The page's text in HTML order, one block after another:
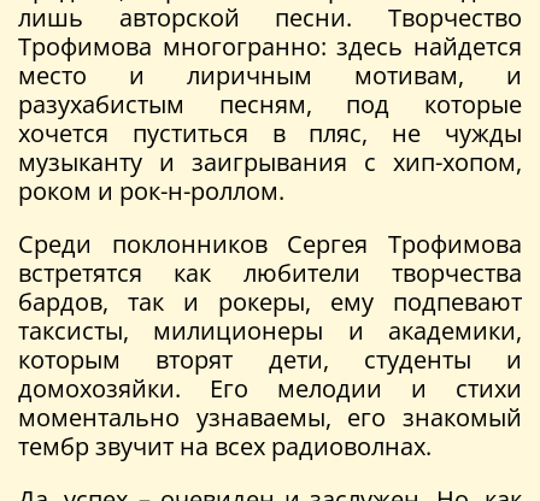
лишь авторской песни. Творчество
Трофимова многогранно: здесь найдется
место и лиричным мотивам, и
разухабистым песням, под которые
хочется пуститься в пляс, не чужды
музыканту и заигрывания с хип-хопом,
роком и рок-н-роллом.
Среди поклонников Сергея Трофимова
встретятся как любители творчества
бардов, так и рокеры, ему подпевают
таксисты, милиционеры и академики,
которым вторят дети, студенты и
домохозяйки. Его мелодии и стихи
моментально узнаваемы, его знакомый
тембр звучит на всех радиоволнах.